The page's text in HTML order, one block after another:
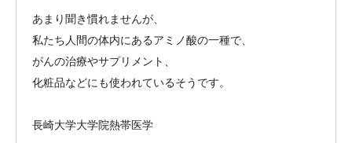
あまり聞き慣れませんが、
私たち人間の体内にあるアミノ酸の一種で、
がんの治療やサプリメント、
化粧品などにも使われているそうです。
長崎大学大学院熱帯医学